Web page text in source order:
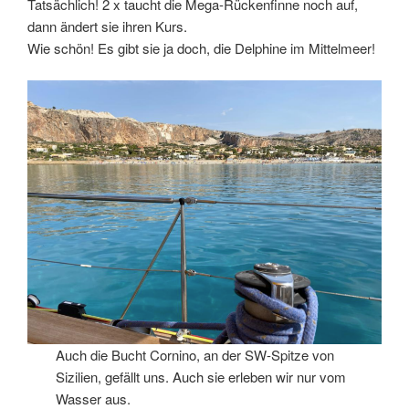
Tatsächlich! 2 x taucht die Mega-Rückenfinne noch auf,
dann ändert sie ihren Kurs.
Wie schön! Es gibt sie ja doch, die Delphine im Mittelmeer!
Auch die Bucht Cornino, an der SW-Spitze von
Sizilien, gefällt uns. Auch sie erleben wir nur vom
Wasser aus.